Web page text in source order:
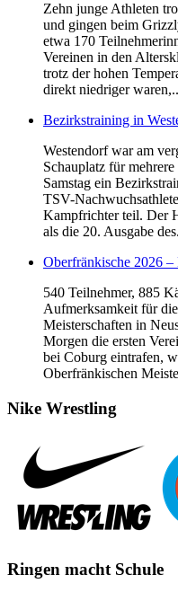
Zehn junge Athleten
und gingen beim
etwa 170
Vereinen in den
trotz der hohen
direkt niedriger
Bezirkstraining in
Westendorf war am
Schauplatz für
Samstag ein
TSV-
Kampfrichter teil. Der
als die 20. Ausgabe
Oberfränkische 2026 –
540 Teilnehmer, 885
Aufmerksamkeit für
Meisterschaften in
Morgen die ersten
bei Coburg eintrafen,
Oberfränkischen
Nike Wrestling
Ringen macht Schule